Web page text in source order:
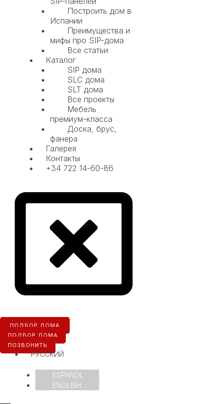
Построить дом в
Испании
Преимущества и
мифы про SIP-дома
Все статьи
Каталог
SIP дома
SLC дома
SLT дома
Все проекты
Мебель
премиум-класса
Доска, брус,
фанера
Галерея
Контакты
+34 722 14-60-86
ПОДБОР ДОМА
ПОДБОР ДОМА
ПОЗВОНИТЬ
РУССКИЙ
ESPAÑOL
ENGLISH